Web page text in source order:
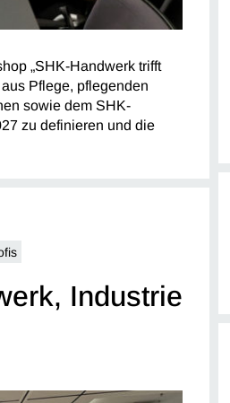
„SHK-Handwerk trifft
Pflege, pflegenden
sowie dem SHK-
zu definieren und die
Industrie